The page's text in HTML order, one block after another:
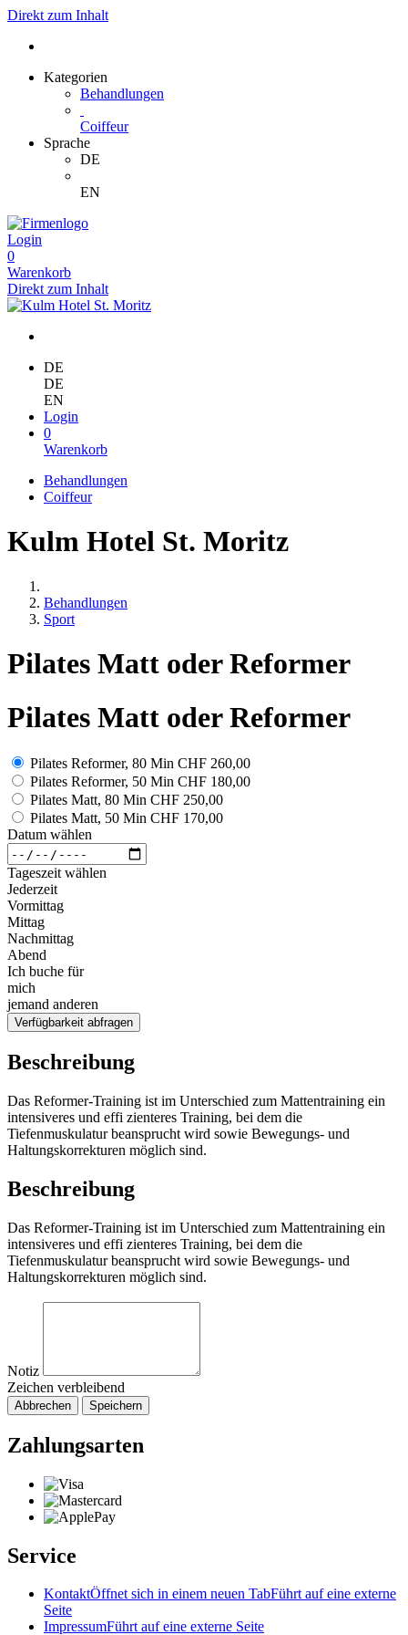
Direkt zum Inhalt
Kategorien
Behandlungen
Coiffeur
Sprache
DE
EN
Login
0
Warenkorb
Direkt zum Inhalt
DE
DE
EN
Login
0
Warenkorb
Behandlungen
Coiffeur
Kulm Hotel St. Moritz
Behandlungen
Sport
Pilates Matt oder Reformer
Pilates Matt oder Reformer
Pilates Reformer, 80 Min CHF 260,00
Pilates Reformer, 50 Min CHF 180,00
Pilates Matt, 80 Min CHF 250,00
Pilates Matt, 50 Min CHF 170,00
Datum wählen
Tageszeit wählen
Jederzeit
Vormittag
Mittag
Nachmittag
Abend
Ich buche für
mich
jemand anderen
Verfügbarkeit abfragen
Beschreibung
Das Reformer-Training ist im Unterschied zum Mattentraining ein
intensiveres und effi zienteres Training, bei dem die
Tiefenmuskulatur beansprucht wird sowie Bewegungs- und
Haltungskorrekturen möglich sind.
Beschreibung
Das Reformer-Training ist im Unterschied zum Mattentraining ein
intensiveres und effi zienteres Training, bei dem die
Tiefenmuskulatur beansprucht wird sowie Bewegungs- und
Haltungskorrekturen möglich sind.
Notiz
Zeichen verbleibend
Abbrechen Speichern
Zahlungsarten
Service
KontaktÖffnet sich in einem neuen TabFührt auf eine externe
Seite
ImpressumFührt auf eine externe Seite